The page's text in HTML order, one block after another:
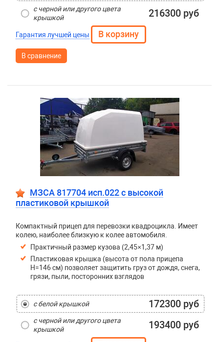
с черной или другого цвета
крышкой
216300 руб
Гарантия лучшей цены
В сравнение
МЗСА 817704 исп.022 с высокой
пластиковой крышкой
Компактный прицеп для перевозки квадроцикла. Имеет
колею, наиболее близкую к колее автомобиля.
Практичный размер кузова (2,45×1,37 м)
Пластиковая крышка (высота от пола прицепа
H=146 см) позволяет защитить груз от дождя, снега,
грязи, пыли, посторонних взглядов
с белой крышкой 172300 руб
с черной или другого цвета
крышкой
193400 руб